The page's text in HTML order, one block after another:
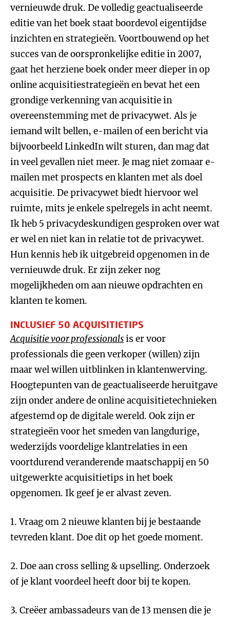
vernieuwde druk. De volledig geactualiseerde
editie van het boek staat boordevol eigentijdse
inzichten en strategieën. Voortbouwend op het
succes van de oorspronkelijke editie in 2007,
gaat het herziene boek onder meer dieper in op
online acquisitiestrategieën en bevat het een
grondige verkenning van acquisitie in
overeenstemming met de privacywet. Als je
iemand wilt bellen, e-mailen of een bericht via
bijvoorbeeld LinkedIn wilt sturen, dan mag dat
in veel gevallen niet meer. Je mag niet zomaar e-
mailen met prospects en klanten met als doel
acquisitie. De privacywet biedt hiervoor wel
ruimte, mits je enkele spelregels in acht neemt.
Ik heb 5 privacydeskundigen gesproken over wat
er wel en niet kan in relatie tot de privacywet.
Hun kennis heb ik uitgebreid opgenomen in de
vernieuwde druk. Er zijn zeker nog
mogelijkheden om aan nieuwe opdrachten en
klanten te komen.
INCLUSIEF 50 ACQUISITIETIPS
Acquisitie voor professionalsis er voor
professionals die geen verkoper (willen) zijn
maar wel willen uitblinken in klantenwerving.
Hoogtepunten van de geactualiseerde heruitgave
zijn onder andere de online acquisitietechnieken
afgestemd op de digitale wereld. Ook zijn er
strategieën voor het smeden van langdurige,
wederzijds voordelige klantrelaties in een
voortdurend veranderende maatschappij en 50
uitgewerkte acquisitietips in het boek
opgenomen. Ik geef je er alvast zeven.
1. Vraag om 2 nieuwe klanten bij je bestaande
tevreden klant. Doe dit op het goede moment.
2. Doe aan cross selling & upselling. Onderzoek
of je klant voordeel heeft door bij te kopen.
3. Creëer ambassadeurs van de 13 mensen die je